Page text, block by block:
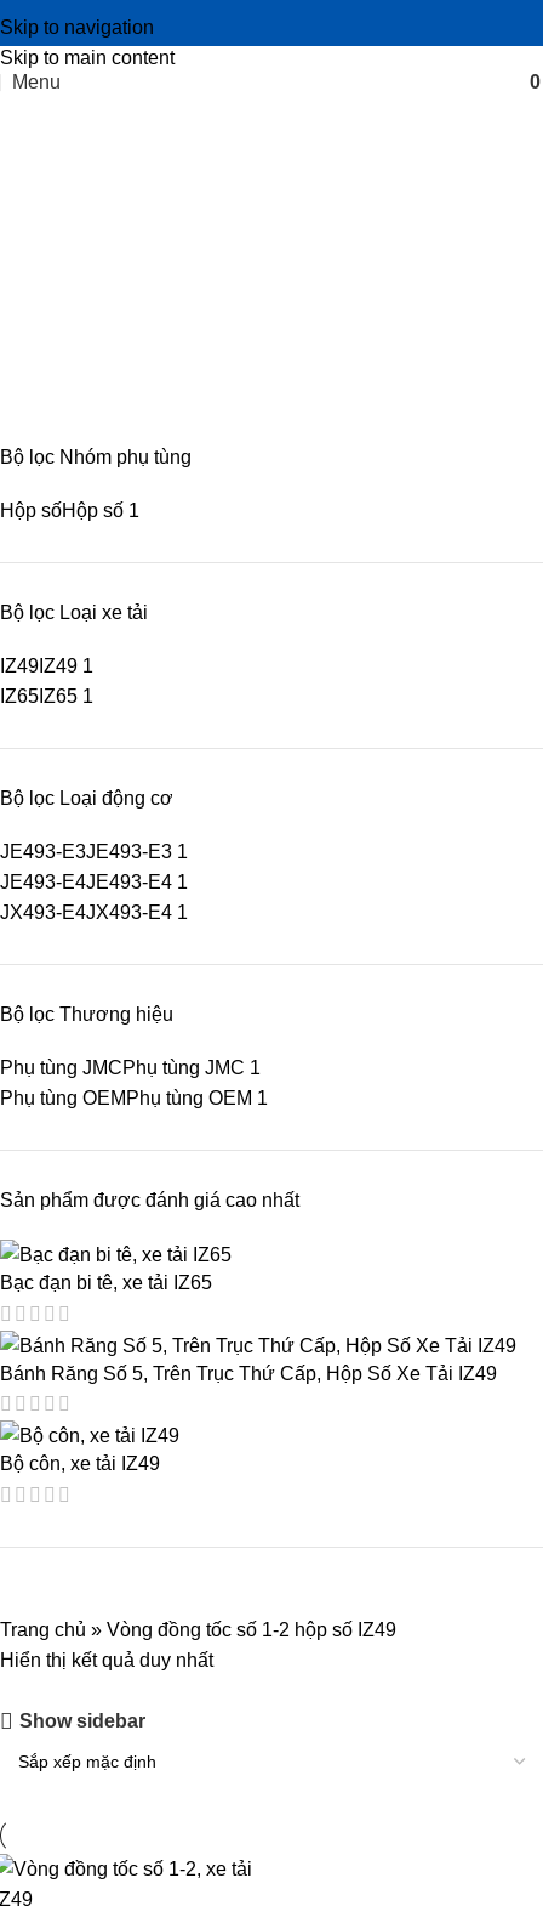
Skip to navigation
Skip to main content
Menu
Bộ lọc Nhóm phụ tùng
Hộp sốHộp số 1
Bộ lọc Loại xe tải
IZ49 IZ49 1
IZ65 IZ65 1
Bộ lọc Loại động cơ
JE493-E3JE493-E3 1
JE493-E4JE493-E4 1
JX493-E4JX493-E4 1
Bộ lọc Thương hiệu
Phụ tùng JMCPhụ tùng JMC 1
Phụ tùng OEM Phụ tùng OEM 1
Sản phẩm được đánh giá cao nhất
Bạc đạn bi tê, xe tải IZ65
Bánh Răng Số 5, Trên Trục Thứ Cấp, Hộp Số Xe Tải IZ49
Bộ côn, xe tải IZ49
Trang chủ » Vòng đồng tốc số 1-2 hộp số IZ49
Hiển thị kết quả duy nhất
Show sidebar